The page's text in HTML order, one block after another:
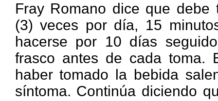
Fray Romano dice que debe
(3) veces por día, 15
hacerse por 10 días
frasco antes de cada toma.
haber tomado la bebida
síntoma. Continúa diciendo